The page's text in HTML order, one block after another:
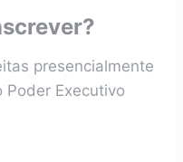
presencialmente
Poder Executivo